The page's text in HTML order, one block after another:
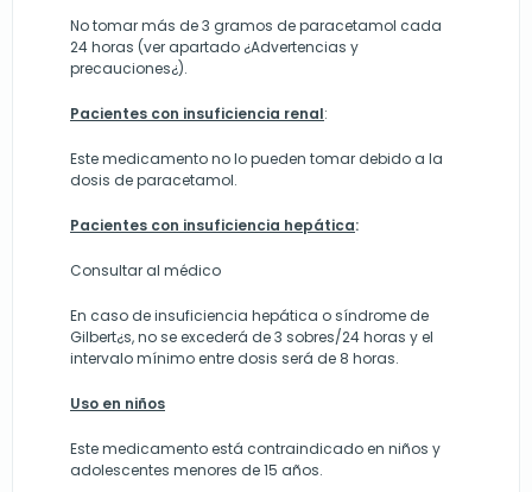
No tomar más de 3 gramos de paracetamol cada
24 horas (ver apartado ¿Advertencias y
precauciones¿).
Pacientes con insuficiencia renal:
Este medicamento no lo pueden tomar debido a la
dosis de paracetamol.
Pacientes con insuficiencia hepática:
Consultar al médico
En caso de insuficiencia hepática o síndrome de
Gilbert¿s, no se excederá de 3 sobres/24 horas y el
intervalo mínimo entre dosis será de 8 horas.
Uso en niños
Este medicamento está contraindicado en niños y
adolescentes menores de 15 años.